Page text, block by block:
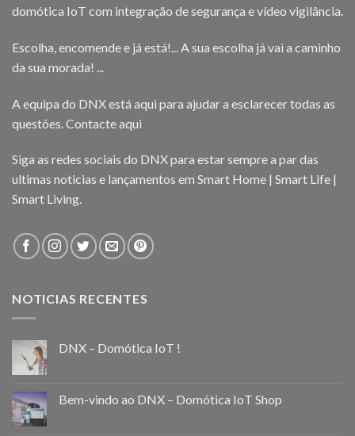
domótica IoT com integração de segurança e vídeo vigilância.
Escolha, encomende e já está!... A sua escolha já vai a caminho
da sua morada! ...
A equipa do DNX está aqui para ajudar a esclarecer todas as
questões. Contacte aqui
Siga as redes sociais do DNX para estar sempre a par das
ultimas noticias e lançamentos em Smart Home | Smart Life |
Smart Living.
NOTICIAS RECENTES
DNX – Domótica IoT !
Bem-vindo ao DNX – Domótica IoT Shop